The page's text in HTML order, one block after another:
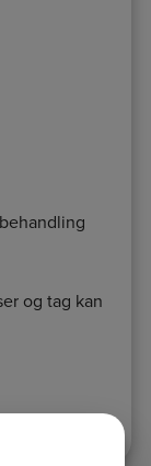
og tag kan